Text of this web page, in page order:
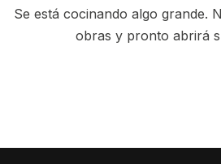
Se está cocinando algo grande.
obras y pronto abrirá